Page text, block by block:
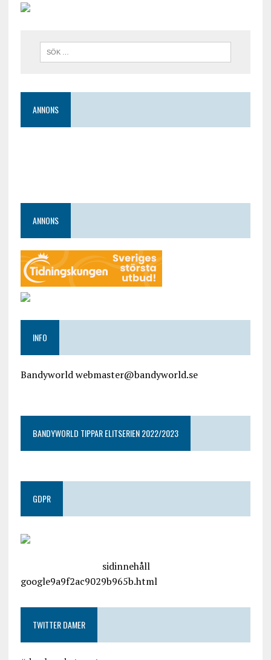
ANNONS
ANNONS
INFO
Bandyworld webmaster@bandyworld.se
BANDYWORLD TIPPAR ELITSERIEN 2022/2023
GDPR
sidinnehåll
google9a9f2ac9029b965b.html
TWITTER DAMER